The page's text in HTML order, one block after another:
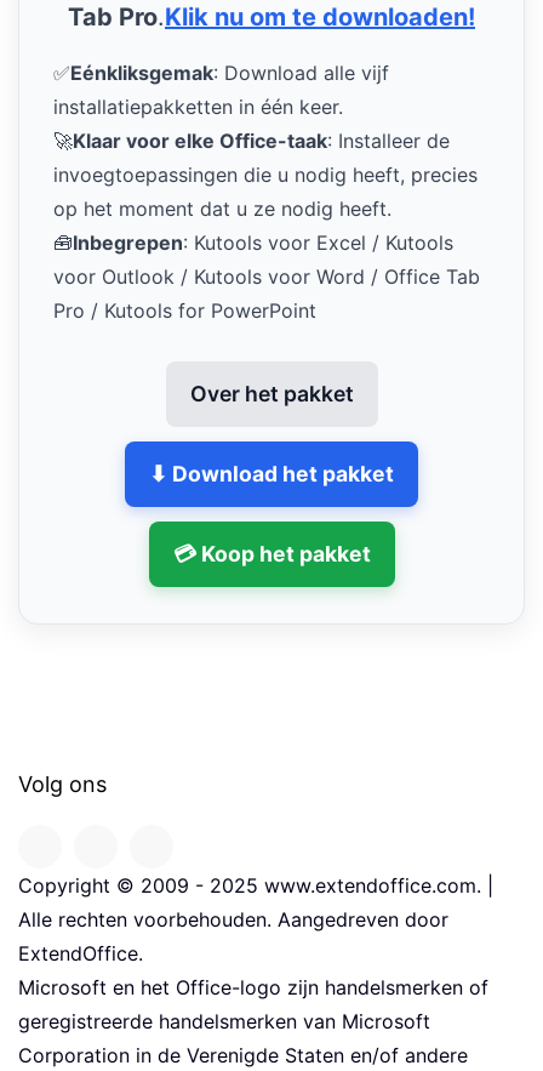
Tab Pro.Klik nu om te downloaden!
✅Eénkliksgemak: Download alle vijf
installatiepakketten in één keer.
🚀Klaar voor elke Office-taak: Installeer de
invoegtoepassingen die u nodig heeft, precies
op het moment dat u ze nodig heeft.
🧰Inbegrepen: Kutools voor Excel / Kutools
voor Outlook / Kutools voor Word / Office Tab
Pro / Kutools for PowerPoint
Over het pakket
⬇ Download het pakket
💳 Koop het pakket
Volg ons
Copyright © 2009 - 2025 www.extendoffice.com. |
Alle rechten voorbehouden. Aangedreven door
ExtendOffice.
Microsoft en het Office-logo zijn handelsmerken of
geregistreerde handelsmerken van Microsoft
Corporation in de Verenigde Staten en/of andere